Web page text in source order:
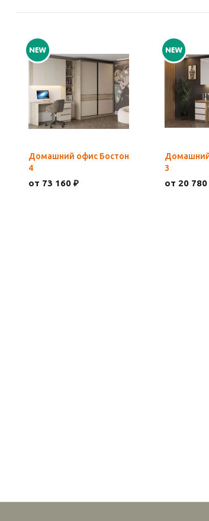
Домашний офис Бостон
4
от 73 160 ₽
3
от 20 780